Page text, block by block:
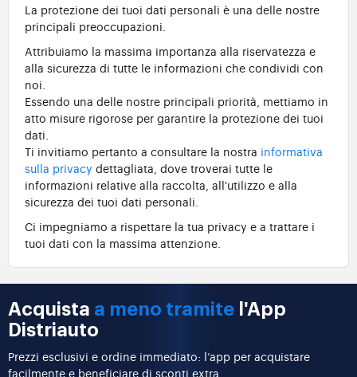
La protezione dei tuoi dati personali è una delle nostre
principali preoccupazioni.
Attribuiamo la massima importanza alla riservatezza e
alla sicurezza di tutte le informazioni che condividi con
noi.
Essendo una delle nostre principali priorità, mettiamo in
atto misure rigorose per garantire la protezione dei tuoi
dati.
Ti invitiamo pertanto a consultare la nostra informativa
sulla privacy dettagliata, dove troverai tutte le
informazioni relative alla raccolta, all'utilizzo e alla
sicurezza dei tuoi dati personali.
Ci impegniamo a rispettare la tua privacy e a trattare i
tuoi dati con la massima attenzione.
Acquista a meno tramite l'App
Distriauto
Prezzi esclusivi e ordine immediato: l’app per acquistare
facilmente e beneficiare di sconti extra.